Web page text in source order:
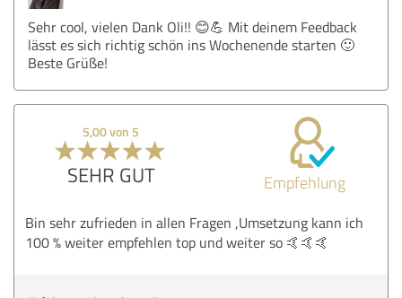
Sehr cool, vielen Dank Oli!! 😊💪 Mit deinem Feedback
lässt es sich richtig schön ins Wochenende starten 🙂
Beste Grüße!
5,00 von 5
SEHR GUT Empfehlung
Bin sehr zufrieden in allen Fragen ,Umsetzung kann ich
100 % weiter empfehlen top und weiter so 🤙🤙🤙